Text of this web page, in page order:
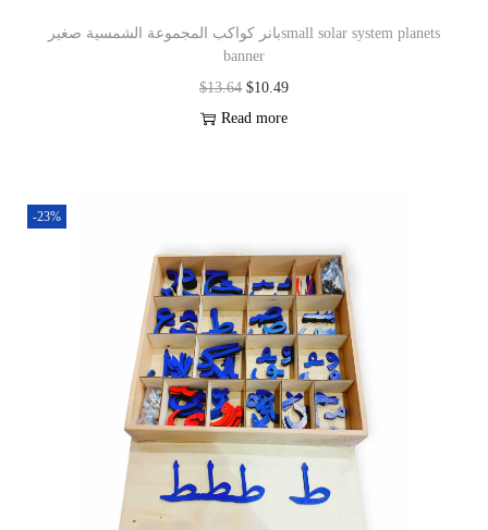
بانر كواكب المجموعة الشمسية صغيرsmall solar system planets
banner
$13.64 $10.49
Read more
-23%